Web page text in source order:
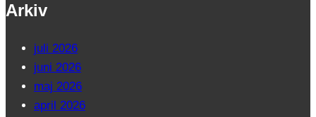
Arkiv
juli 2026
juni 2026
maj 2026
april 2026